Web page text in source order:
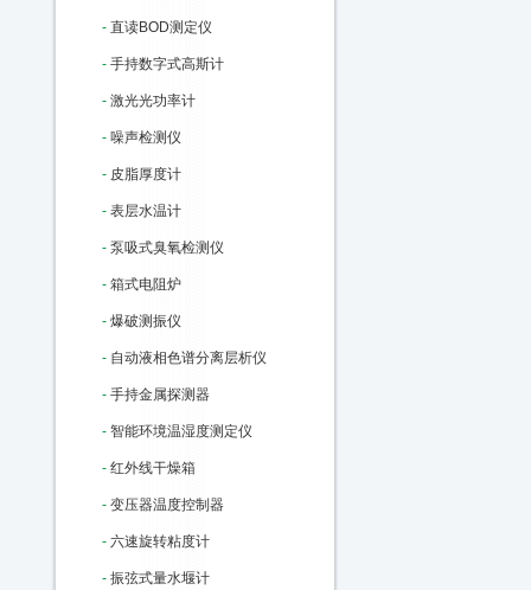
- 直读BOD测定仪
- 手持数字式高斯计
- 激光光功率计
- 噪声检测仪
- 皮脂厚度计
- 表层水温计
- 泵吸式臭氧检测仪
- 箱式电阻炉
- 爆破测振仪
- 自动液相色谱分离层析仪
- 手持金属探测器
- 智能环境温湿度测定仪
- 红外线干燥箱
- 变压器温度控制器
- 六速旋转粘度计
- 振弦式量水堰计